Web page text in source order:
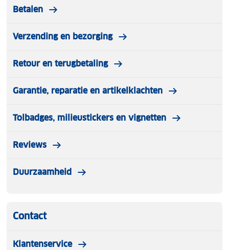
Betalen
Verzending en bezorging
Retour en terugbetaling
Garantie, reparatie en artikelklachten
Tolbadges, milieustickers en vignetten
Reviews
Duurzaamheid
Contact
Klantenservice